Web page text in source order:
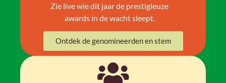
Zie live wie dit jaar de prestigieuze
awards in de wacht sleept.
Ontdek de genomineerden en stem